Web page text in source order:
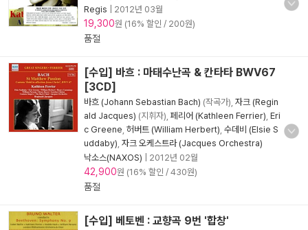
Regis
2012년 03월
19,300원 (16% 할인 / 200원)
품절
[수입] 바흐 : 마태수난곡 & 칸타타 BWV67
[3CD]
바흐 (Johann Sebastian Bach) (작곡가), 자크 (Regin
ald Jacques) (지휘자), 페리어 (Kathleen Ferrier) Eri
c Greene 허버트 (William Herbert) 수데비 (Elsie S
uddaby) 자크 오케스트라 (Jacques Orchestra)
낙소스(NAXOS)
2012년 02월
42,900원 (16% 할인 / 430원)
품절
[수입] 베토벤 : 교향곡 9번 '합창'